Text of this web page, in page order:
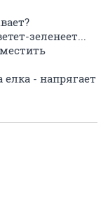
зеленеет...
- напрягает